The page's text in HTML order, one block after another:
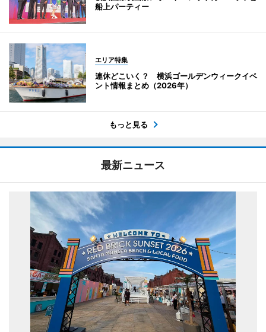
船上パーティー
エリア特集
連休どこいく？ 横浜ゴールデンウィークイベ
ント情報まとめ（2026年）
もっと見る
最新ニュース